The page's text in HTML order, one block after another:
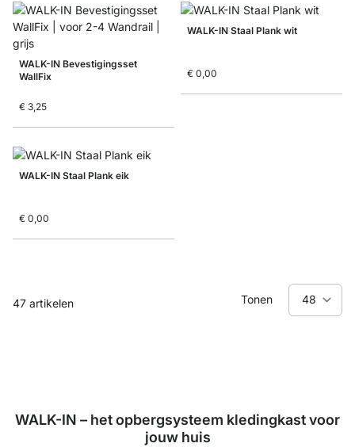
WALK-IN Bevestigingsset
WallFix
€ 3,25
WALK-IN Staal Plank wit
€ 0,00
WALK-IN Staal Plank eik
€ 0,00
47 artikelen Tonen
WALK-IN – het opbergsysteem kledingkast voor
jouw huis